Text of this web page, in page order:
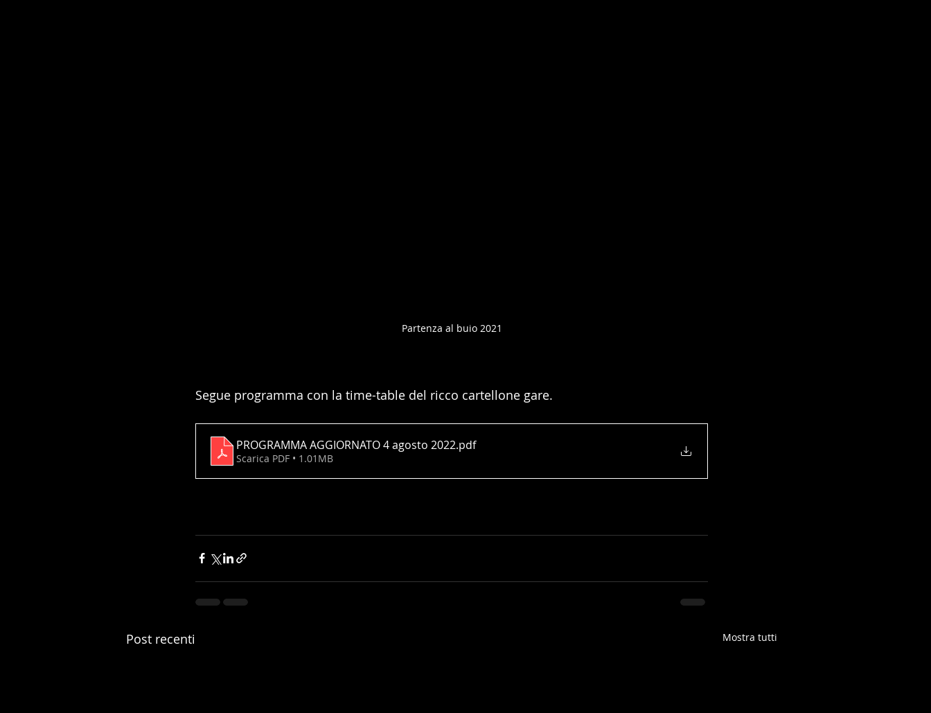
Partenza al buio 2021
Segue programma con la time-table del ricco cartellone gare.
PROGRAMMA AGGIORNATO 4 agosto 2022.pdf
Scarica PDF • 1.01MB
Post recenti Mostra tutti